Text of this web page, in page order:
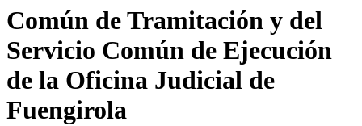
Común de Tramitación y del
Servicio Común de Ejecución
de la Oficina Judicial de
Fuengirola